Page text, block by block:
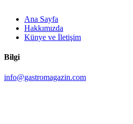
Ana Sayfa
Hakkımızda
Künye ve İletişim
Bilgi
info@gastromagazin.com